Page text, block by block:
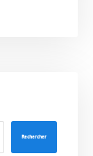
Rechercher